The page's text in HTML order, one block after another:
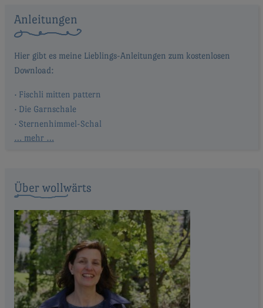
Anleitungen
Fischli mitten pattern
Die Garnschale
Sternenhimmel-Schal
… mehr …
Über wollwärts